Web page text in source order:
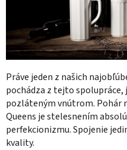
Práve jeden z našich
pochádza z tejto spolupráce,
pozláteným vnútrom. Pohár
Queens je stelesnením
perfekcionizmu. Spojenie
kvality.